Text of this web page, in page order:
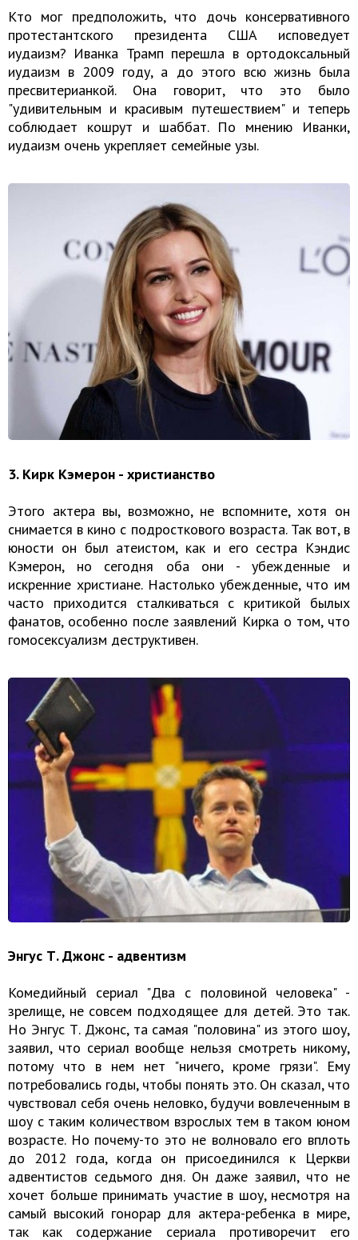
Кто мог предположить, что дочь консервативного
протестантского президента США исповедует
иудаизм? Иванка Трамп перешла в ортодоксальный
иудаизм в 2009 году, а до этого всю жизнь была
пресвитерианкой. Она говорит, что это было
"удивительным и красивым путешествием" и теперь
соблюдает кошрут и шаббат. По мнению Иванки,
иудаизм очень укрепляет семейные узы.
3. Кирк Кэмерон - христианство
Этого актера вы, возможно, не вспомните, хотя он
снимается в кино с подросткового возраста. Так вот, в
юности он был атеистом, как и его сестра Кэндис
Кэмерон, но сегодня оба они - убежденные и
искренние христиане. Настолько убежденные, что им
часто приходится сталкиваться с критикой былых
фанатов, особенно после заявлений Кирка о том, что
гомосексуализм деструктивен.
Энгус Т. Джонс - адвентизм
Комедийный сериал "Два с половиной человека" -
зрелище, не совсем подходящее для детей. Это так.
Но Энгус Т. Джонс, та самая "половина" из этого шоу,
заявил, что сериал вообще нельзя смотреть никому,
потому что в нем нет "ничего, кроме грязи". Ему
потребовались годы, чтобы понять это. Он сказал, что
чувствовал себя очень неловко, будучи вовлеченным в
шоу с таким количеством взрослых тем в таком юном
возрасте. Но почему-то это не волновало его вплоть
до 2012 года, когда он присоединился к Церкви
адвентистов седьмого дня. Он даже заявил, что не
хочет больше принимать участие в шоу, несмотря на
самый высокий гонорар для актера-ребенка в мире,
так как содержание сериала противоречит его